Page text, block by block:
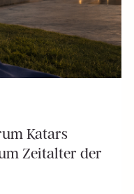
Katars
Zeitalter der